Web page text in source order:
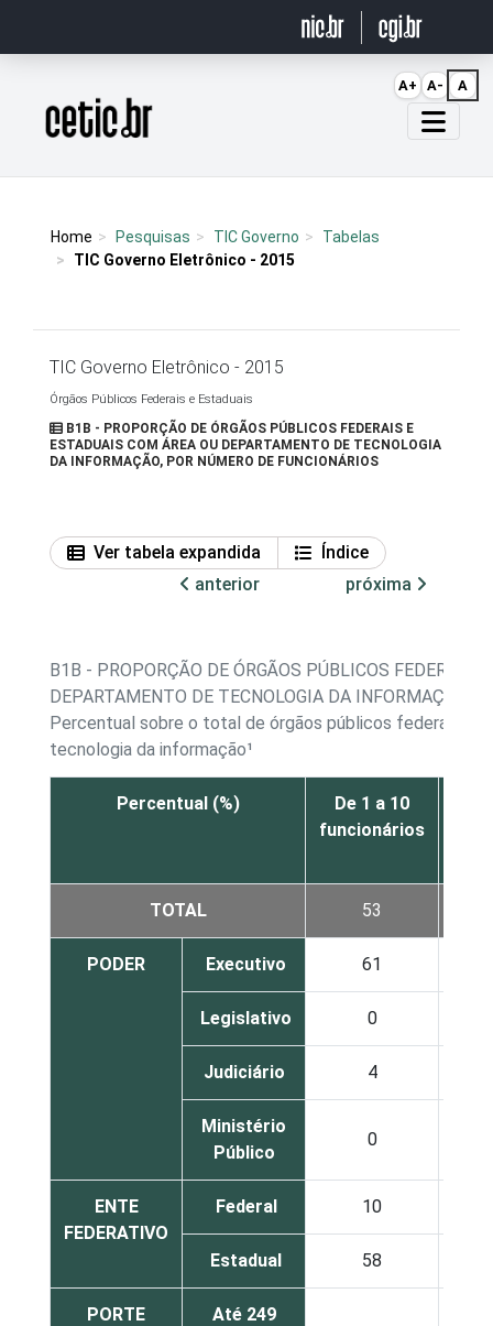
Página inicial
Home Pesquisas TIC Governo
Tabelas
TIC Governo Eletrônico - 2015
TIC Governo Eletrônico - 2015
Órgãos Públicos Federais e Estaduais
B1B - PROPORÇÃO DE ÓRGÃOS PÚBLICOS FEDERAIS E
ESTADUAIS COM ÁREA OU DEPARTAMENTO DE TECNOLOGIA
DA INFORMAÇÃO, POR NÚMERO DE FUNCIONÁRIOS
Ver tabela expandida
Índice
anterior
próxima
B1B - PROPORÇÃO DE ÓRGÃOS PÚBLICOS FEDERAIS
DEPARTAMENTO DE TECNOLOGIA DA INFORMAÇÃO,
Percentual sobre o total de órgãos públicos federais e
tecnologia da informação¹
Percentual (%)
De 1 a 10
funcionários
TOTAL 53
PODER Executivo 61
Legislativo 0
Judiciário 4
Ministério
Público
0
ENTE
FEDERATIVO
Federal 10
Estadual 58
PORTE
Até 249
A+ A- A